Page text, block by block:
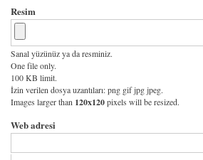
Resim
Sanal yüzünüz ya da resminiz.
One file only.
100 KB limit.
İzin verilen dosya uzantıları: png gif jpg jpeg.
Images larger than 120x120pixels will be resized.
Web adresi